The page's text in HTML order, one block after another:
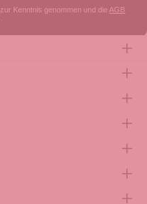
zur Kenntnis genommen und die AGB